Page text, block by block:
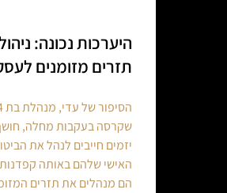
היערכות נכונה:
תזרים מזומנים
שקרסה בעקבות מחלה,
יזמים חייבים לנהל את
האישי שלהם באותה
הם מנהלים את תזרים